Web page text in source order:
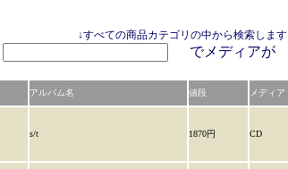
↓すべての商品カテゴリの中から検索します
でメディアが
アルバム名 値段 メディア
s/t 1870円 CD